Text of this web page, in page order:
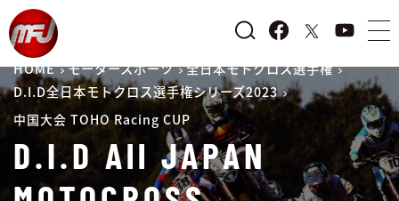
HOME モータースポーツ
全日本モトクロス選手権
D.I.D全日本モトクロス選手権シリーズ2023
中国大会 TOHO Racing CUP
D.I.D All JAPAN